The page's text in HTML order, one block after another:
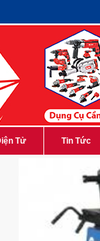
Tử Tin Tức